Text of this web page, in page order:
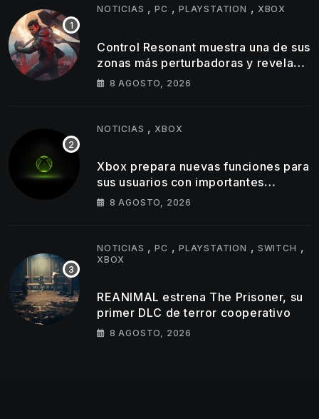
NOTICIAS ,PC ,PLAYSTATION , XBOX
Control Resonant muestra una de sus
zonas más perturbadoras y revela
nuevos detalles de su gameplay
8 AGOSTO, 2026
NOTICIAS , XBOX
Xbox prepara nuevas funciones para
sus usuarios con importantes
cambios en capturas y logros
8 AGOSTO, 2026
NOTICIAS ,PC ,PLAYSTATION , SWITCH ,
XBOX
REANIMAL estrena The Prisoner, su
primer DLC de terror cooperativo
8 AGOSTO, 2026